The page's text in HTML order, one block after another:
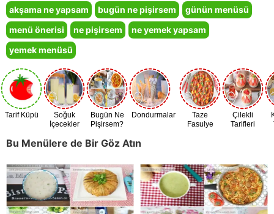
akşama ne yapsam bugün ne pişirsem
günün menüsü
menü önerisi
ne pişirsem
ne yemek yapsam
yemek menüsü
Tarif Küpü
Soğuk
İçecekler
Bugün Ne
Pişirsem?
Dondurmalar
Taze
Fasulye
Çilekli
Tarifleri
Bu Menülere de Bir Göz Atın